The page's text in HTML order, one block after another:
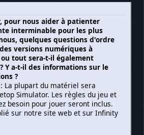
pour nous aider à patienter
interminable pour les plus
quelques questions d'ordre
versions numériques à
tout sera-t-il également
Y a-t-il des informations sur le
?
: La plupart du matériel sera
Simulator. Les règles du jeu et
besoin pour jouer seront inclus.
sur notre site web et sur Infinity